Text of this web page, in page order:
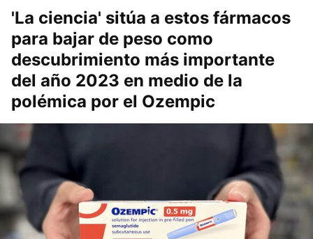
'La ciencia' sitúa a estos fármacos
para bajar de peso como
descubrimiento más importante
del año 2023 en medio de la
polémica por el Ozempic